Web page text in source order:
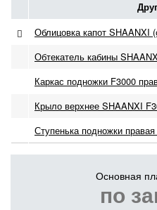
Облицовка капот SHAANXI
Обтекатель кабины
Каркас подножки F3000
Крыло верхнее SHAANXI
Ступенька подножки
Основная
по